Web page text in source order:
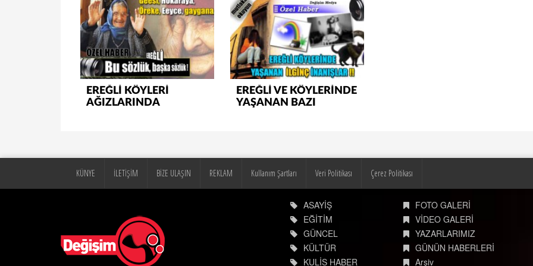
EREĞLİ KÖYLERİ
AĞIZLARINDA
EREĞLİ VE KÖYLERİNDE
YAŞANAN BAZI
Kullanım Şartları Veri Politikası Çerez Politikası
ASAYİŞ
EĞİTİM
GÜNCEL
FOTO GALERİ
VİDEO GALERİ
YAZARLARIMIZ